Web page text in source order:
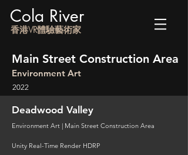
Cola River
香港VR體驗藝術家
Main Street Construction Area
Environment Art
2022
Deadwood Valley
Environment Art | Main Street Construction Area
Unity Real-Time Render HDRP